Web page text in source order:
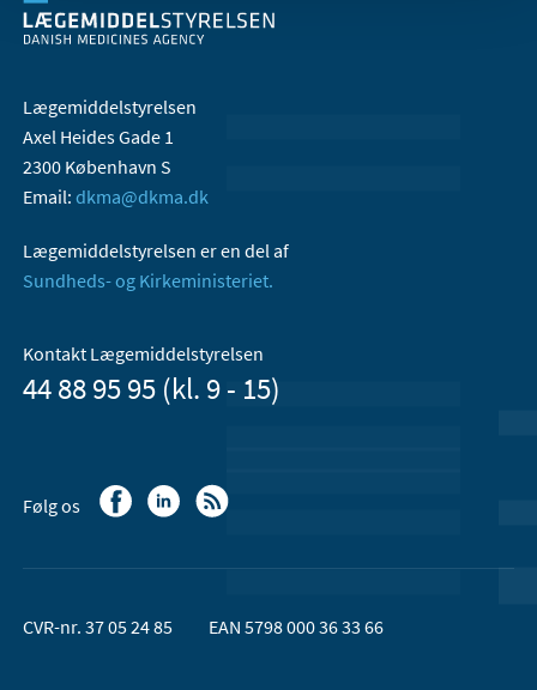
Lægemiddelstyrelsen
Axel Heides Gade 1
2300 København S
Email: dkma@dkma.dk
Lægemiddelstyrelsen er en del af
Sundheds- og Kirkeministeriet.
Kontakt Lægemiddelstyrelsen
44 88 95 95 (kl. 9 - 15)
Følg os
CVR-nr. 37 05 24 85 EAN 5798 000 36 33 66